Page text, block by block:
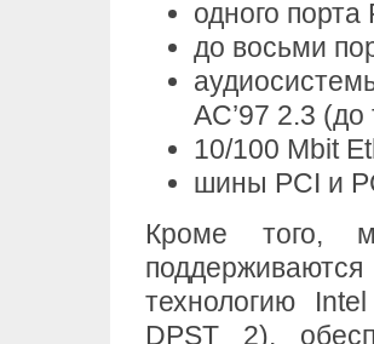
одного порта
до восьми
AC’97 2.3 (до
10/100 Mbit
шины PCI и
Кроме того,
технологию
DPST 2),